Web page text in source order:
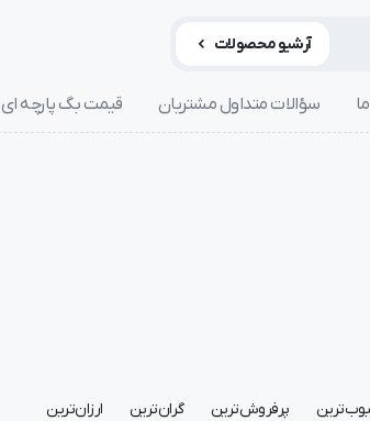
آرشیو محصولات
سؤالات متداول مشتریان قیمت بگ پارچه ای
پرفروش‌ترین گران‌ترین ارزان‌ترین